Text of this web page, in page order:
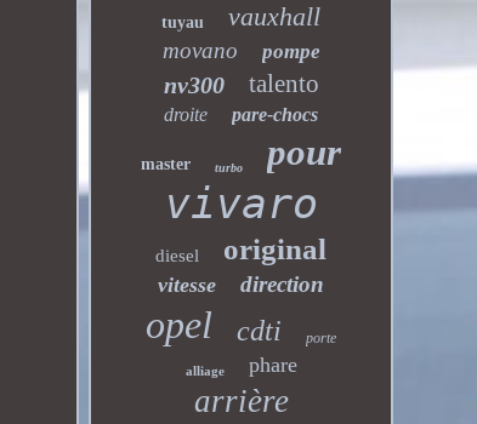
tuyau vauxhall
movano pompe
nv300 talento
droite pare-chocs
master turbo pour
vivaro
diesel original
vitesse direction
opel cdti porte
alliage phare
arrière